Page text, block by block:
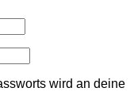
wird an deine